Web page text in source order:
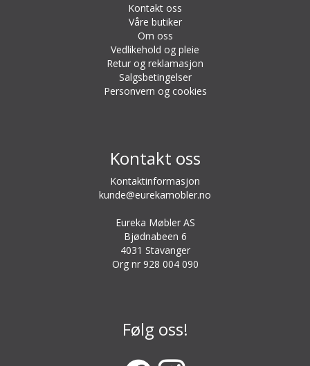
Kontakt oss
Våre butiker
Om oss
Vedlikehold og pleie
Retur og reklamasjon
Salgsbetingelser
Personvern og cookies
Kontakt oss
Kontaktinformasjon
kunde@eurekamobler.no
Eureka Møbler AS
Bjødnabeen 6
4031 Stavanger
Org nr 928 004 090
Følg oss!